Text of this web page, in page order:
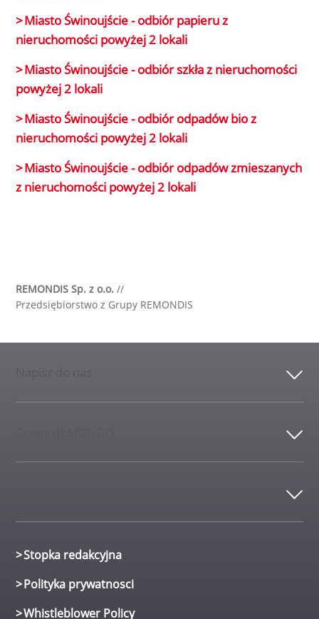
Miasto Świnoujście - odbiór papieru z
nieruchomości powyżej 2 lokali
Miasto Świnoujście - odbiór szkła z nieruchomości
powyżej 2 lokali
Miasto Świnoujście - odbiór odpadów bio z
nieruchomości powyżej 2 lokali
Miasto Świnoujście - odbiór odpadów zmieszanych
z nieruchomości powyżej 2 lokali
REMONDIS Sp. z o.o. //
Przedsiębiorstwo z Grupy REMONDIS
Stopka redakcyjna
Polityka prywatnosci
Whistleblower Policy